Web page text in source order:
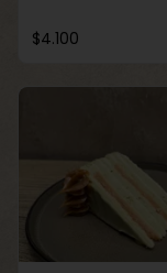
$4.100